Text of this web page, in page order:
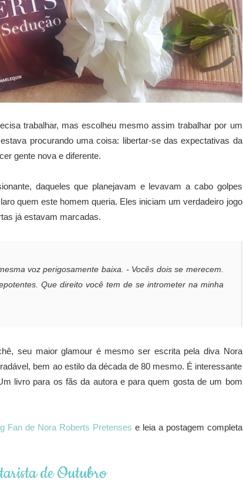
trabalhar, mas escolheu mesmo assim trabalhar por um
procurando uma coisa: libertar-se das expectativas da
gente nova e diferente.
daqueles que planejavam e levavam a cabo golpes
quem este homem queria. Eles iniciam um verdadeiro jogo
já estavam marcadas.
voz perigosamente baixa. - Vocês dois se merecem.
Que direito você tem de se intrometer na minha
seu maior glamour é mesmo ser escrita pela diva Nora
bem ao estilo da década de 80 mesmo. É interessante
livro para os fãs da autora e para quem gosta de um bom
Fan de Nora Roberts Pretenses e leia a postagem completa
de Outubro